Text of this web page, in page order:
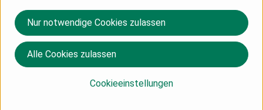
Deutschland
foodie & friends
Cookieeinstellungen
Nur notwendige Cookies zulassen
Alle Cookies zulassen